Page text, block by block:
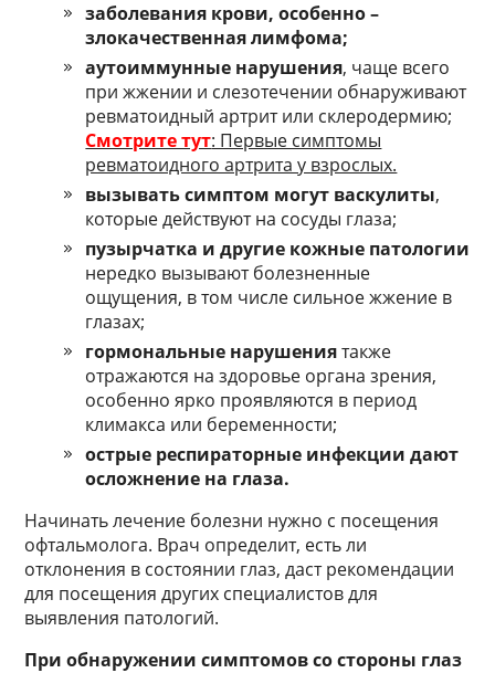
заболевания крови, особенно –
злокачественная лимфома;
аутоиммунные нарушения, чаще всего
при жжении и слезотечении обнаруживают
ревматоидный артрит или склеродермию;
Смотрите тут: Первые симптомы
ревматоидного артрита у взрослых.
вызывать симптом могут васкулиты,
которые действуют на сосуды глаза;
пузырчатка и другие кожные патологии
нередко вызывают болезненные
ощущения, в том числе сильное жжение в
глазах;
гормональные нарушениятакже
отражаются на здоровье органа зрения,
особенно ярко проявляются в период
климакса или беременности;
острые респираторные инфекции дают
осложнение на глаза.
Начинать лечение болезни нужно с посещения
офтальмолога. Врач определит, есть ли
отклонения в состоянии глаз, даст рекомендации
для посещения других специалистов для
выявления патологий.
При обнаружении симптомов со стороны глаз